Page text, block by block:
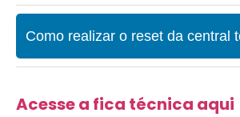
Como realizar o reset da central
Acesse a fica técnica aqui